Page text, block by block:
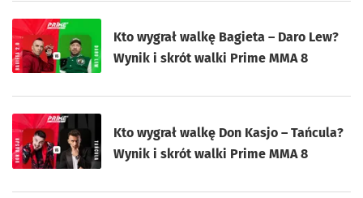
Kto wygrał walkę Bagieta – Daro Lew?
Wynik i skrót walki Prime MMA 8
Kto wygrał walkę Don Kasjo – Tańcula?
Wynik i skrót walki Prime MMA 8